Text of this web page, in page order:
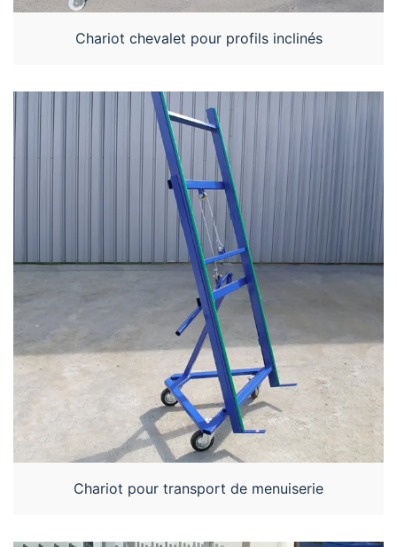
Chariot chevalet pour profils inclinés
Chariot pour transport de menuiserie